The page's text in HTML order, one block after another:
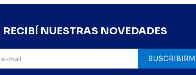
RECIBÍ NUESTRAS NOVEDADES